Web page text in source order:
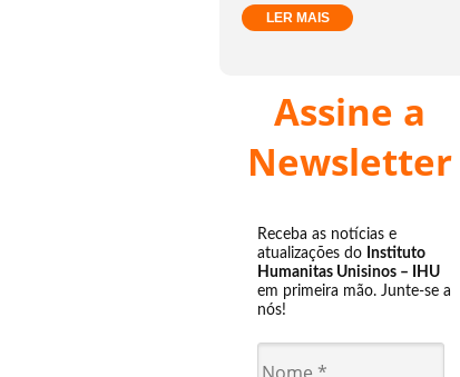
LER MAIS
Assine a
Newsletter
Receba as notícias e
atualizações do Instituto
Humanitas Unisinos – IHU
em primeira mão. Junte-se a
nós!